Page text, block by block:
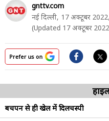
gnttv.com
नई दिल्ली, 17 अक्टूबर 2022,
(Updated 17 अक्टूबर
Prefer us on
बचपन से ही खेल में दिलचस्पी